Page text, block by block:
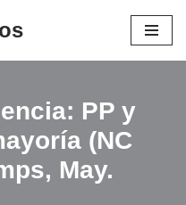
PP y
(NC
May.